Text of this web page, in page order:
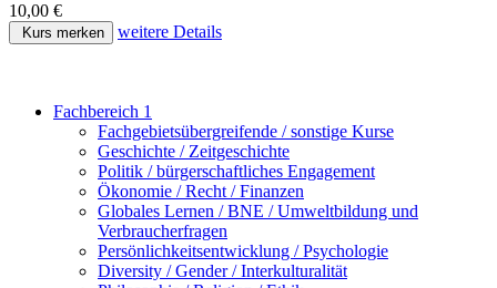
10,00 €
Kurs merken weitere Details
Fachbereich 1
Fachgebietsübergreifende / sonstige Kurse
Geschichte / Zeitgeschichte
Politik / bürgerschaftliches Engagement
Ökonomie / Recht / Finanzen
Globales Lernen / BNE / Umweltbildung und
Verbraucherfragen
Persönlichkeitsentwicklung / Psychologie
Diversity / Gender / Interkulturalität